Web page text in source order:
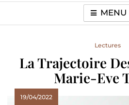
MENU
Lectures
La Trajectoire
Marie-Eve
19/04/2022